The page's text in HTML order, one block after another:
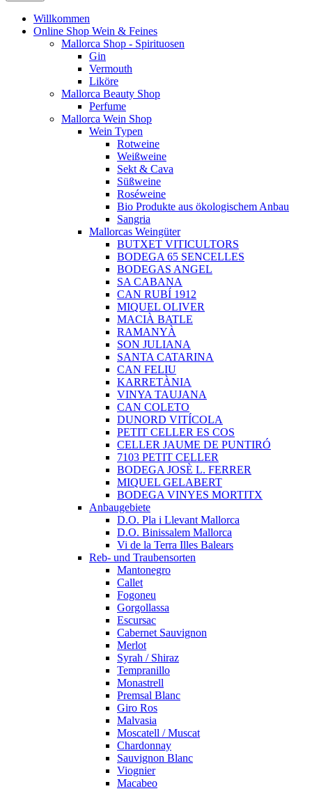
Willkommen
Online Shop Wein & Feines
Mallorca Shop - Spirituosen
Gin
Vermouth
Liköre
Mallorca Beauty Shop
Perfume
Mallorca Wein Shop
Wein Typen
Rotweine
Weißweine
Sekt & Cava
Süßweine
Roséweine
Bio Produkte aus ökologischem Anbau
Sangria
Mallorcas Weingüter
BUTXET VITICULTORS
BODEGA 65 SENCELLES
BODEGAS ANGEL
SA CABANA
CAN RUBÍ 1912
MIQUEL OLIVER
MACIÀ BATLE
RAMANYÀ
SON JULIANA
SANTA CATARINA
CAN FELIU
KARRETÀNIA
VINYA TAUJANA
CAN COLETO
DUNORD VITÍCOLA
PETIT CELLER ES COS
CELLER JAUME DE PUNTIRÓ
7103 PETIT CELLER
BODEGA JOSÈ L. FERRER
MIQUEL GELABERT
BODEGA VINYES MORTITX
Anbaugebiete
D.O. Pla i Llevant Mallorca
D.O. Binissalem Mallorca
Vi de la Terra Illes Balears
Reb- und Traubensorten
Mantonegro
Callet
Fogoneu
Gorgollassa
Escursac
Cabernet Sauvignon
Merlot
Syrah / Shiraz
Tempranillo
Monastrell
Premsal Blanc
Giro Ros
Malvasia
Moscatell / Muscat
Chardonnay
Sauvignon Blanc
Viognier
Macabeo